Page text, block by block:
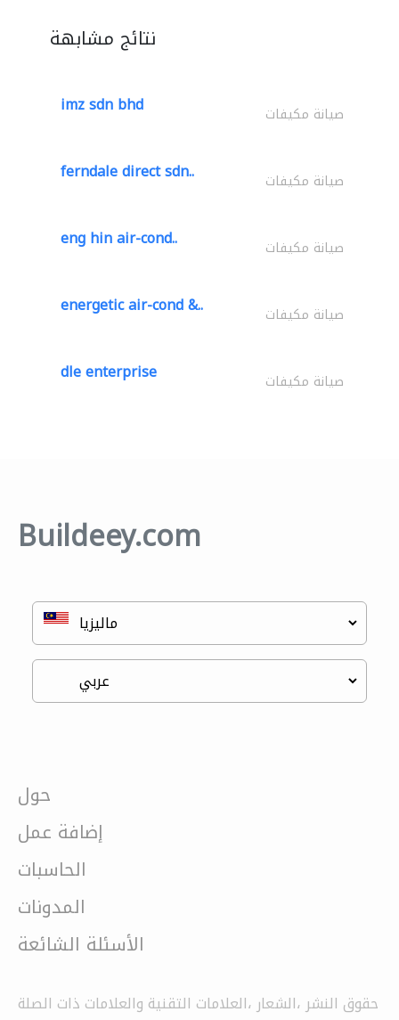
نتائج مشابهة
imz sdn bhd صيانة مكيفات
ferndale direct sdn.. صيانة مكيفات
eng hin air-cond.. صيانة مكيفات
energetic air-cond &.. صيانة مكيفات
dle enterprise صيانة مكيفات
Buildeey.com
حول
إضافة عمل
الحاسبات
المدونات
الأسئلة الشائعة
حقوق النشر ،الشعار ،العلامات التقنية والعلامات ذات الصلة